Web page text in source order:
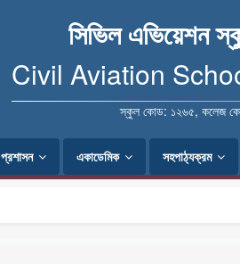
সিভিল এভিয়েশন
Civil Aviation
স্কুল কোড: ১২৬৫, কলেজ
প্রশাসন একাডেমিক সহপাঠ্যক্রম